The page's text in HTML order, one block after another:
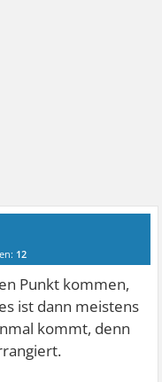
12
Punkt kommen,
ist dann meistens
kommt, denn